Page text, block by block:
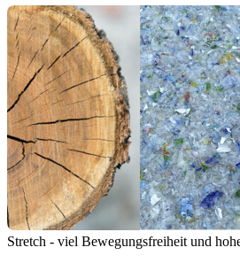
Stretch - viel Bewegungsfreiheit und